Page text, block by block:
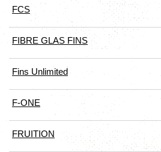
FCS
FIBRE GLAS FINS
Fins Unlimited
F-ONE
FRUITION